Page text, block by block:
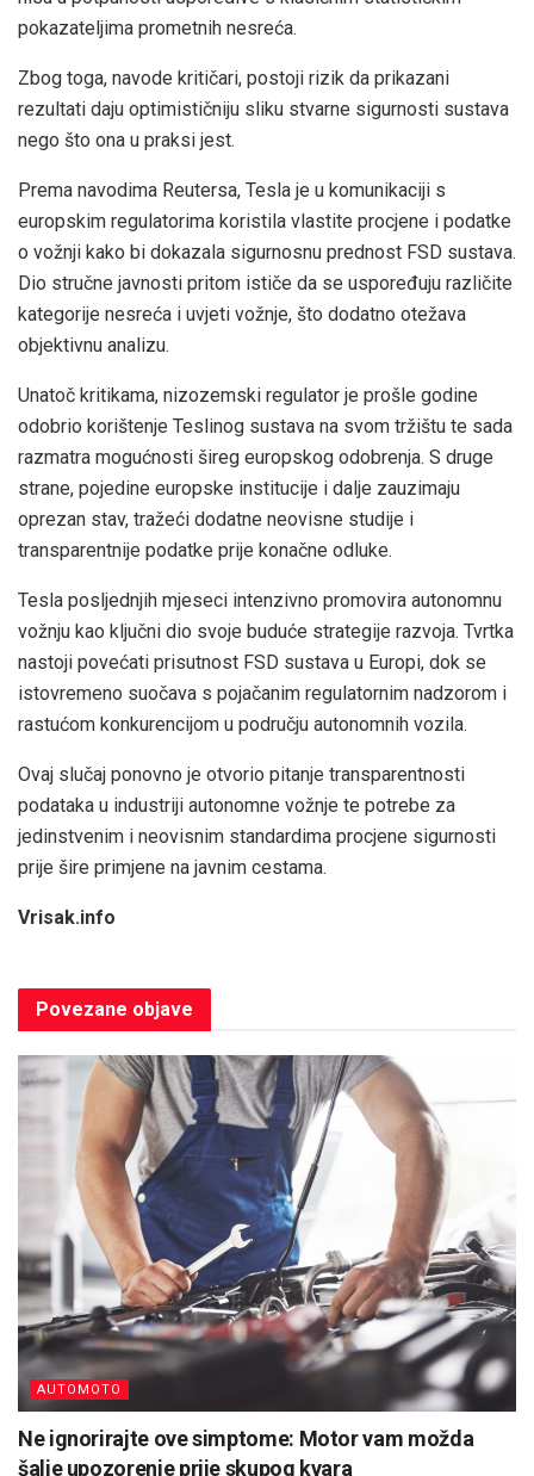
pokazateljima prometnih nesreća.
Zbog toga, navode kritičari, postoji rizik da prikazani
rezultati daju optimističniju sliku stvarne sigurnosti sustava
nego što ona u praksi jest.
Prema navodima Reutersa, Tesla je u komunikaciji s
europskim regulatorima koristila vlastite procjene i podatke
o vožnji kako bi dokazala sigurnosnu prednost FSD sustava.
Dio stručne javnosti pritom ističe da se uspoređuju različite
kategorije nesreća i uvjeti vožnje, što dodatno otežava
objektivnu analizu.
Unatoč kritikama, nizozemski regulator je prošle godine
odobrio korištenje Teslinog sustava na svom tržištu te sada
razmatra mogućnosti šireg europskog odobrenja. S druge
strane, pojedine europske institucije i dalje zauzimaju
oprezan stav, tražeći dodatne neovisne studije i
transparentnije podatke prije konačne odluke.
Tesla posljednjih mjeseci intenzivno promovira autonomnu
vožnju kao ključni dio svoje buduće strategije razvoja. Tvrtka
nastoji povećati prisutnost FSD sustava u Europi, dok se
istovremeno suočava s pojačanim regulatornim nadzorom i
rastućom konkurencijom u području autonomnih vozila.
Ovaj slučaj ponovno je otvorio pitanje transparentnosti
podataka u industriji autonomne vožnje te potrebe za
jedinstvenim i neovisnim standardima procjene sigurnosti
prije šire primjene na javnim cestama.
Vrisak.info
Povezane objave
AUTOMOTO
Ne ignorirajte ove simptome: Motor vam možda
šalje upozorenje prije skupog kvara